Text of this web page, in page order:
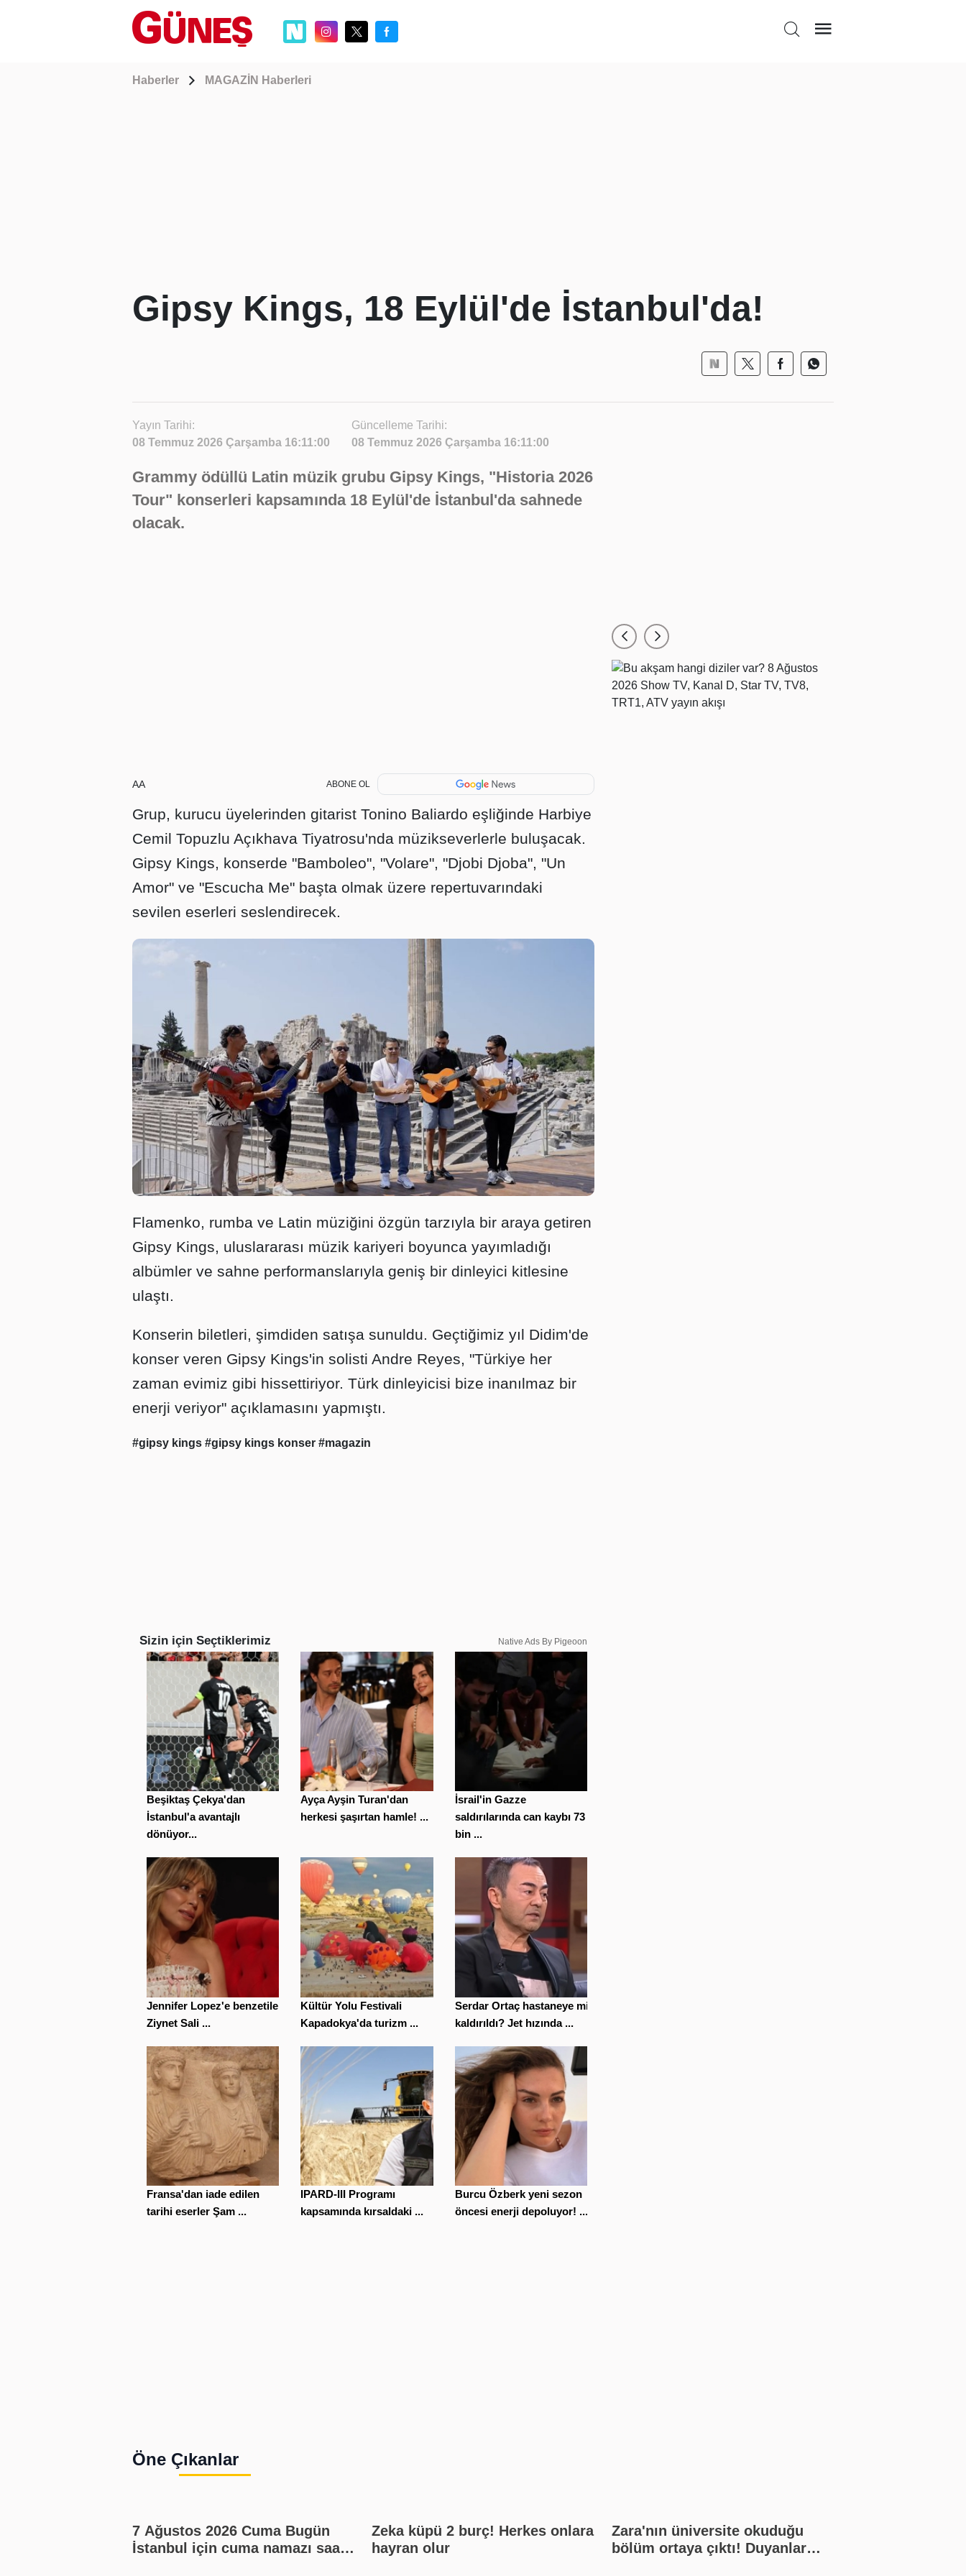
Haberler MAGAZİN Haberleri
Gipsy Kings, 18 Eylül'de İstanbul'da!
Yayın Tarihi:
08 Temmuz 2026 Çarşamba 16:11:00
Güncelleme Tarihi:
08 Temmuz 2026 Çarşamba 16:11:00
Grammy ödüllü Latin müzik grubu Gipsy Kings, "Historia 2026
Tour" konserleri kapsamında 18 Eylül'de İstanbul'da sahnede
olacak.
AA ABONE OL
Grup, kurucu üyelerinden gitarist Tonino Baliardo eşliğinde Harbiye
Cemil Topuzlu Açıkhava Tiyatrosu'nda müzikseverlerle buluşacak.
Gipsy Kings, konserde "Bamboleo", "Volare", "Djobi Djoba", "Un
Amor" ve "Escucha Me" başta olmak üzere repertuvarındaki
sevilen eserleri seslendirecek.
Flamenko, rumba ve Latin müziğini özgün tarzıyla bir araya getiren
Gipsy Kings, uluslararası müzik kariyeri boyunca yayımladığı
albümler ve sahne performanslarıyla geniş bir dinleyici kitlesine
ulaştı.
Konserin biletleri, şimdiden satışa sunuldu. Geçtiğimiz yıl Didim'de
konser veren Gipsy Kings'in solisti Andre Reyes, "Türkiye her
zaman evimiz gibi hissettiriyor. Türk dinleyicisi bize inanılmaz bir
enerji veriyor" açıklamasını yapmıştı.
#gipsy kings #gipsy kings konser #magazin
Sizin için Seçtiklerimiz Native Ads By Pigeoon
Beşiktaş Çekya'dan
İstanbul'a avantajlı
dönüyor...
Ayça Ayşin Turan'dan
herkesi şaşırtan hamle! ...
İsrail'in Gazze
saldırılarında can kaybı 73
bin ...
Jennifer Lopez'e benzetilen
Ziynet Sali ...
Kültür Yolu Festivali
Kapadokya'da turizm ...
Serdar Ortaç hastaneye mi
kaldırıldı? Jet hızında ...
Fransa'dan iade edilen
tarihi eserler Şam ...
IPARD-III Programı
kapsamında kırsaldaki ...
Burcu Özberk yeni sezon
öncesi enerji depoluyor! ...
Öne Çıkanlar
7 Ağustos 2026 Cuma Bugün
İstanbul için cuma namazı saat
Zeka küpü 2 burç! Herkes onlara
hayran olur
Zara'nın üniversite okuduğu
bölüm ortaya çıktı! Duyanlar